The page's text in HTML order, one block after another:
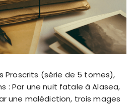
Proscrits (série de 5 tomes),
: Par une nuit fatale à Alasea,
une malédiction, trois mages